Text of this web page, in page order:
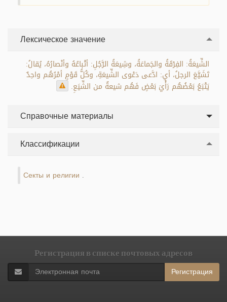
Лексическое значение
الشِّيعَةُ: الفِرْقَةُ والجَماعَةُ، وشِيعَةُ الرَّجُلِ: أتْباعُهُ وأنْصارُهُ، يُقالُ:
تَشَيَّعَ الرجلُ، أي: ادَّعى دَعْوى الشِّيعَةِ، وكُلُّ قَوْمٍ أمْرُهُم واحِدٌ
يَتْبَعُ بَعْضُهُم رَأْيَ بَعْضٍ فَهُم شيعةٌ من الشِّيَعِ.
Справочные материалы
Классификации
Секты и религии
Регистрация в списке почтовых адресов
Регистрация